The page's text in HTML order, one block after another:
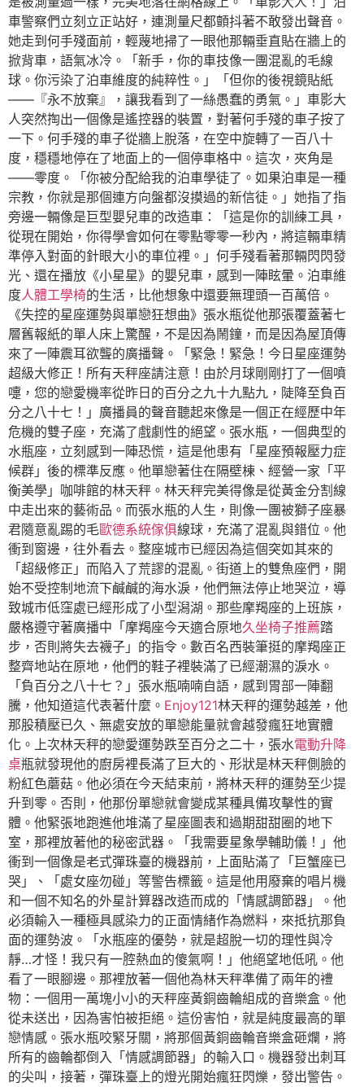
車警察們立刻立正站好，連測量尺都顫抖著不敢發出聲音。
她走到何手殘面前，輕蔑地掃了一眼他那輛垂直貼在牆上的
掀背車，語氣冰冷。「新手，你的車技像一團混亂的毛線
球。你污染了泊車維度的純粹性。」「但你的後視鏡貼紙
——『永不放棄』，讓我看到了一絲愚蠢的勇氣。」車影大
人突然掏出一個像是遙控器的裝置，對著何手殘的車子按了
一下。何手殘的車子從牆上脫落，在空中旋轉了一百八十
度，穩穩地停在了地面上的一個停車格中。這次，夾角是
——零度。「你被分配給我的泊車學徒了。如果泊車是一種
宗教，你就是那個連方向盤都沒摸過的新信徒。」她指了指
旁邊一輛像是巨型嬰兒車的改造車：「這是你的訓練工具，
從現在開始，你得學會如何在零點零零一秒內，將這輛車精
準停入對面的針眼大小的車位裡。」何手殘看著那輛閃閃發
光、還在播放《小星星》的嬰兒車，感到一陣眩暈。泊車維
度人體工學椅的生活，比他想象中還要無理頭一百萬倍。
《失控的星座運勢與單戀狂想曲》張水瓶從他那張覆蓋著七
層舊報紙的單人床上驚醒，不是因為鬧鐘，而是因為屋頂傳
來了一陣震耳欲聾的廣播聲。「緊急！緊急！今日星座運勢
超級大修正！所有天秤座請注意！由於月球剛剛打了一個噴
嚏，您的戀愛機率從昨日的百分之九十九點九，陡降至負百
分之八十七！」廣播員的聲音聽起來像是一個正在經歷中年
危機的雙子座，充滿了戲劇性的絕望。張水瓶，一個典型的
水瓶座，立刻感到一陣恐慌，這是他患有「星座預報壓力症
候群」後的標準反應。他單戀著住在隔壁棟、經營一家「平
衡美學」咖啡館的林天秤。林天秤完美得像是從黃金分割線
中走出來的藝術品。而張水瓶的人生，則像一團被獅子座暴
君隨意亂踢的毛歐德系統傢俱線球，充滿了混亂與錯位。他
衝到窗邊，往外看去。整座城市已經因為這個突如其來的
「超級修正」而陷入了荒謬的混亂。街道上的雙魚座們，開
始不受控制地流下鹹鹹的海水淚，他們無法停止地哭泣，導
致城市低窪處已經形成了小型潟湖。那些摩羯座的上班族，
嚴格遵守著廣播中「摩羯座今天適合原地久坐椅子推薦踏
步，否則將失去襪子」的指令。數百名西裝筆挺的摩羯座正
整齊地站在原地，他們的鞋子裡裝滿了已經潮濕的淚水。
「負百分之八十七？」張水瓶喃喃自語，感到胃部一陣翻
騰，他知道這代表著什麼。 Enjoy121林天秤的運勢越差，他
那股積壓已久、無處安放的單戀能量就會越發瘋狂地實體
化。上次林天秤的戀愛運勢跌至百分之二十，張水電動升降
桌瓶就發現他的廚房裡長滿了巨大的、形狀是林天秤側臉的
粉紅色蘑菇。他必須在今天結束前，將林天秤的運勢至少提
升到零。否則，他那份單戀就會變成某種具備攻擊性的實
體。他緊張地跑進他堆滿了星座圖表和過期甜甜圈的地下
室，那裡放著他的秘密武器。「我需要星象學輔助儀！」他
衝到一個像是老式彈珠臺的機器前，上面貼滿了「巨蟹座已
哭」、「處女座勿碰」等警告標籤。這是他用廢棄的唱片機
和一個不知名的外星計算器改造而成的「情感調節器」。他
必須輸入一種極具感染力的正面情緒作為燃料，來抵抗那負
面的運勢波。「水瓶座的優勢，就是超脫一切的理性與冷
靜…才怪！我只有一腔熱血的傻氣啊！」他絕望地低吼。他
看了一眼腳邊。那裡放著一個他為林天秤準備了兩年的禮
物：一個用一萬塊小小的天秤座黃銅齒輪組成的音樂盒。他
從未送出，因為害怕被拒絕。這份害怕，就是純度最高的單
戀情感。張水瓶咬緊牙關，將那個黃銅齒輪音樂盒砸爛，將
所有的齒輪都倒入「情感調節器」的輸入口。機器發出刺耳
的尖叫，接著，彈珠臺上的燈光開始瘋狂閃爍，發出警告。